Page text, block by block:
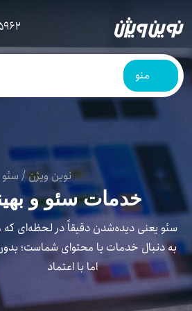
منو
نوین ویژن/سئو
خدمات سئو و
سئو یعنی دیده‌شدن دقیقاً در لحظه‌ای که
به دنبال خدمات یا محتوای شماست؛ بدون
اما با اعتماد